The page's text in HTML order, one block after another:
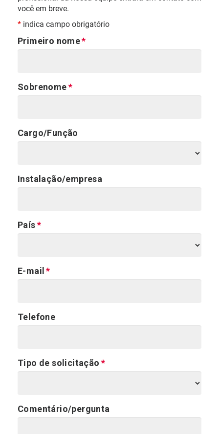
você em breve.
* indica campo obrigatório
Primeiro nome
Sobrenome
Cargo/Função
Instalação/empresa
País
E-mail
Telefone
Tipo de solicitação
Comentário/pergunta